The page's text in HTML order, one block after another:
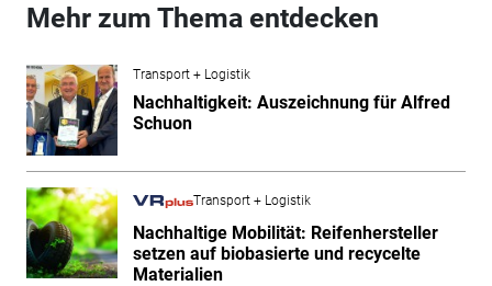
Mehr zum Thema entdecken
Transport + Logistik
Nachhaltigkeit: Auszeichnung für Alfred
Schuon
Transport + Logistik
Nachhaltige Mobilität: Reifenhersteller
setzen auf biobasierte und recycelte
Materialien